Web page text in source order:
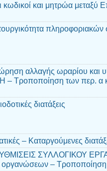
κωδικοί και μητρώα
αλλαγής ωραρίου και
Τροποποίηση των περ. α
διατάξεις
– Καταργούμενες
ΣΥΛΛΟΓΙΚΟΥ
οργανώσεων –